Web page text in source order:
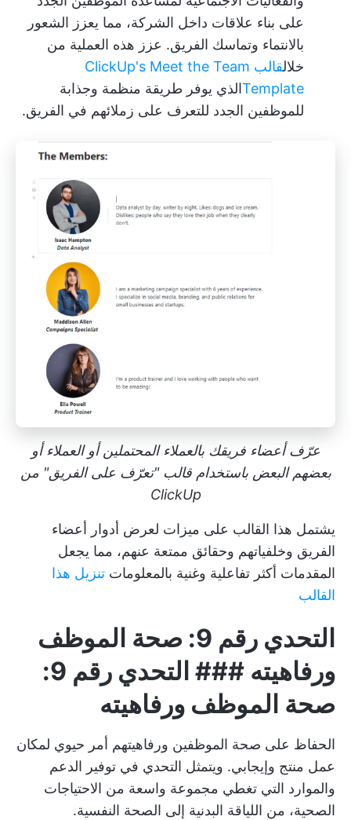
على بناء علاقات داخل الشركة، مما يعزز الشعور
بالانتماء وتماسك الفريق. عزز هذه العملية من
خلال
قالب ClickUp's Meet the Team
Templateالذي يوفر طريقة منظمة وجذابة
للموظفين الجدد للتعرف على زملائهم في الفريق.
عرّف أعضاء فريقك بالعملاء المحتملين أو العملاء أو
بعضهم البعض باستخدام قالب "تعرّف على الفريق" من
ClickUp
يشتمل هذا القالب على ميزات لعرض أدوار أعضاء
الفريق وخلفياتهم وحقائق ممتعة عنهم، مما يجعل
المقدمات أكثر تفاعلية وغنية بالمعلومات تنزيل هذا
القالب
التحدي رقم 9: صحة الموظف
ورفاهيته ### التحدي رقم 9:
صحة الموظف ورفاهيته
الحفاظ على صحة الموظفين ورفاهيتهم أمر حيوي لمكان
عمل منتج وإيجابي. ويتمثل التحدي في توفير الدعم
والموارد التي تغطي مجموعة واسعة من الاحتياجات
الصحية، من اللياقة البدنية إلى الصحة النفسية.